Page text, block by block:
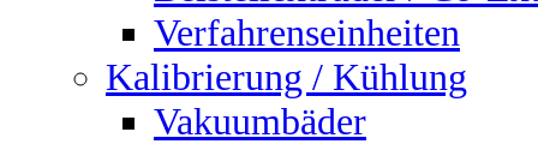
Verfahrenseinheiten
Kalibrierung / Kühlung
Vakuumbäder